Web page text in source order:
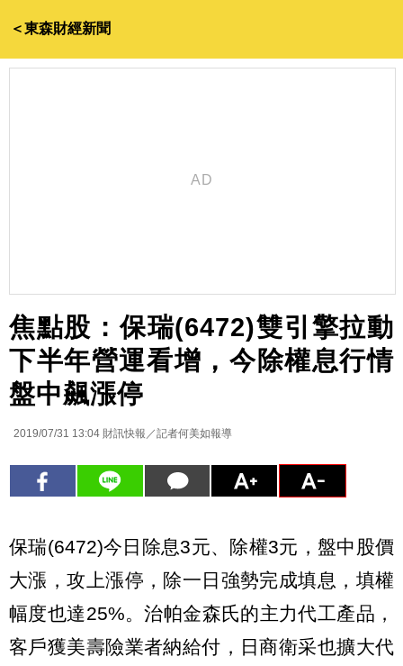
＜東森財經新聞
焦點股：保瑞(6472)雙引擎拉動
下半年營運看增，今除權息行情
盤中飆漲停
2019/07/31 13:04 財訊快報／記者何美如報導
保瑞(6472)今日除息3元、除權3元，盤中股價
大漲，攻上漲停，除一日強勢完成填息，填權
幅度也達25%。治帕金森氏的主力代工產品，
客戶獲美壽險業者納給付，日商衛采也擴大代